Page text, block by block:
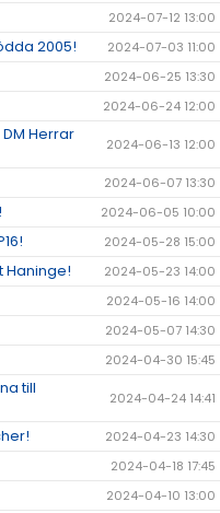
2024-07-12 13:00
2005! 2024-07-03 11:00
2024-06-25 13:30
2024-06-24 12:00
Herrar
2024-06-13 12:00
2024-06-07 13:30
2024-06-05 10:00
2024-05-28 15:00
Haninge! 2024-05-23 14:00
2024-05-16 14:00
2024-05-07 14:30
2024-04-30 15:45
till
2024-04-24 14:41
2024-04-23 14:30
2024-04-18 17:45
2024-04-10 13:00